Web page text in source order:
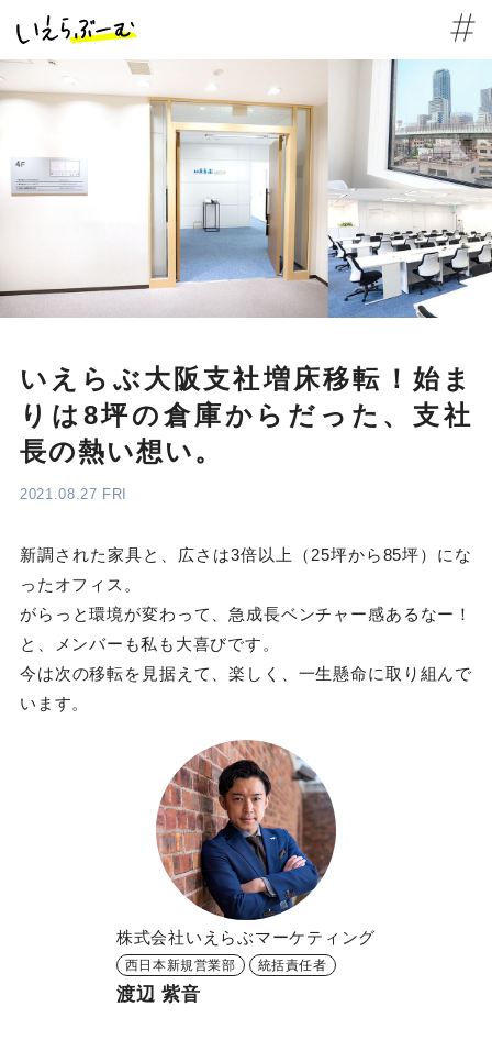
いえらぶ大阪支社増床移転！始ま
りは8坪の倉庫からだった、支社
長の熱い想い。
2021.08.27 FRI
新調された家具と、広さは3倍以上（25坪から85坪）にな
ったオフィス。
がらっと環境が変わって、急成長ベンチャー感あるなー！
と、メンバーも私も大喜びです。
今は次の移転を見据えて、楽しく、一生懸命に取り組んで
います。
株式会社いえらぶマーケティング
西日本新規営業部 統括責任者
渡辺 紫音